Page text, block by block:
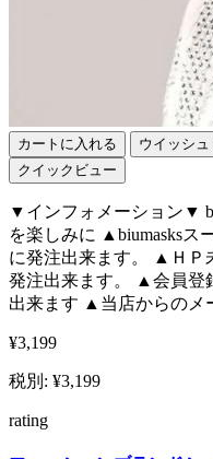
カートに入れる ウイッシ
クイックビュー
▼インフォメーション▼
を楽しみに ▲biumasksス
に発注出来ます。 ▲ＨＰ
発注出来ます。 ▲会員登
出来ます ▲当店からのメ
¥3,199
税別: ¥3,199
rating